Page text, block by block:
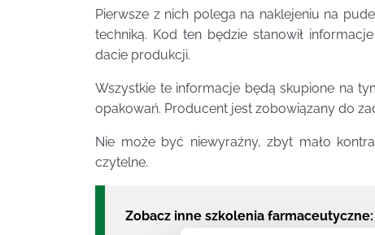
Pierwsze z nich polega na naklejeniu na
techniką. Kod ten będzie stanowił
dacie produkcji.
Wszystkie te informacje będą skupione na
opakowań. Producent jest zobowiązany do
Nie może być niewyraźny, zbyt mało
czytelne.
Zobacz inne szkolenia farmaceutyczne: